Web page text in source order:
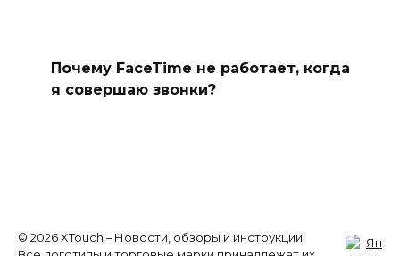
Почему FaceTime не работает, когда
я совершаю звонки?
© 2026 XTouch – Новости, обзоры и инструкции.